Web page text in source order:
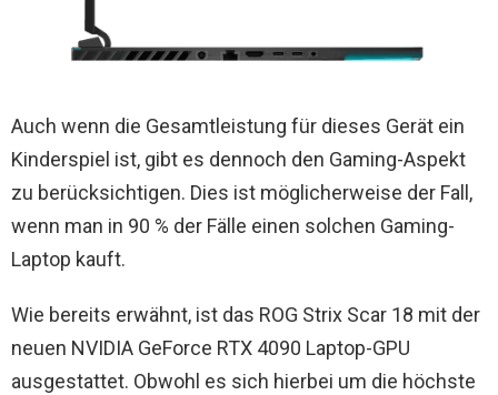
Auch wenn die Gesamtleistung für dieses Gerät ein
Kinderspiel ist, gibt es dennoch den Gaming-Aspekt
zu berücksichtigen. Dies ist möglicherweise der Fall,
wenn man in 90 % der Fälle einen solchen Gaming-
Laptop kauft.
Wie bereits erwähnt, ist das ROG Strix Scar 18 mit der
neuen NVIDIA GeForce RTX 4090 Laptop-GPU
ausgestattet. Obwohl es sich hierbei um die höchste